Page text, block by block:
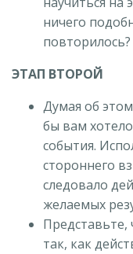
ничего
повторилось?
ЭТАП ВТОРОЙ
Думая об
бы вам
события.
стороннего
следовало
желаемых
Представьте,
так, как